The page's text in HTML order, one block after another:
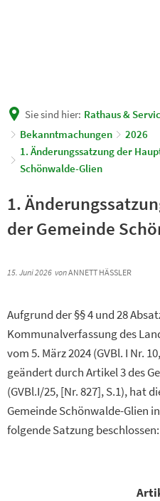
Sie sind hier: Rathaus &
Bekanntmachungen
2026
1. Änderungssatzung der
Schönwalde-Glien
1.
der Gemeinde
15. Juni 2026 vonANNETT HÄSSLER
Aufgrund der §§ 4 und 28
Kommunalverfassung des
vom 5. März 2024 (GVBl. I Nr.
geändert durch Artikel 3 des
(GVBl.I/25, [Nr. 827], S.1), hat
Gemeinde Schönwalde-Glien
folgende Satzung beschlossen: